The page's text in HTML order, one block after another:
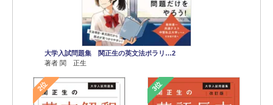
大学入試問題集 関正生の英文法ポラリ…2
著者 関 正生
2位 3位